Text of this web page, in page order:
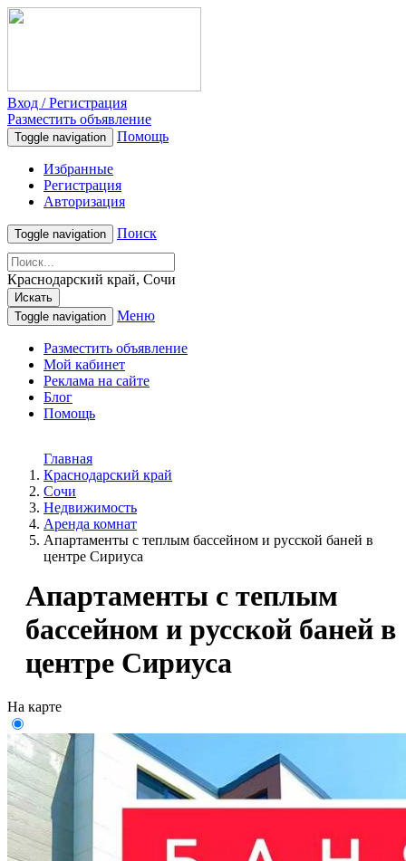
Вход / Регистрация
Разместить объявление
Toggle navigation Помощь
Избранные
Регистрация
Авторизация
Toggle navigation Поиск
Краснодарский край, Сочи
Искать
Toggle navigation
Меню
Разместить объявление
Мой кабинет
Реклама на сайте
Блог
Помощь
Главная
Краснодарский край
Сочи
Недвижимость
Аренда комнат
Апартаменты с теплым бассейном и русской баней в
центре Сириуса
Апартаменты с теплым
бассейном и русской баней в
центре Сириуса
На карте